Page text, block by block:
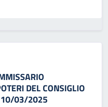
DEL CONSIGLIO
10/03/2025